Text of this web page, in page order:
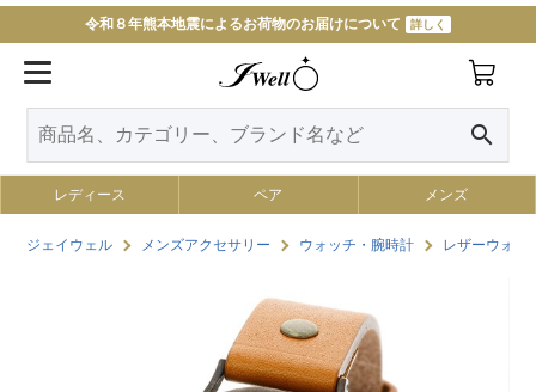
令和８年熊本地震によるお荷物のお届けについて 詳しく
search
レディース ペア メンズ
ジェイウェル メンズアクセサリー ウォッチ・腕時計 レザーウォッ